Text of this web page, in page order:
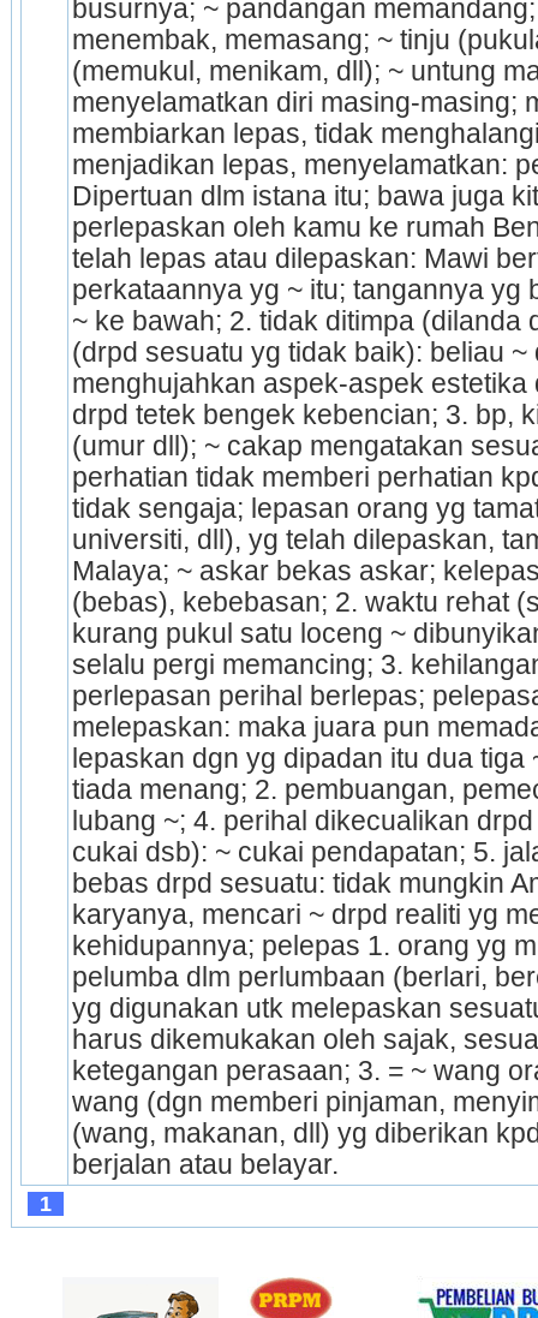
busurnya; ~ pandangan
menembak, memasang; ~ tinju
(memukul, menikam, dll); ~ untung
menyelamatkan diri masing­-masing;
membiarkan lepas, tidak
menjadikan lepas, menyelamatkan:
Dipertuan dlm istana itu; bawa juga
perlepaskan oleh kamu ke rumah
telah lepas atau dilepaskan: Mawi
perkataannya yg ~ itu; tangannya yg
~ ke bawah; 2. tidak ditimpa (dilanda
(drpd sesuatu yg tidak baik): beliau
menghujahkan aspek-aspek estetika
drpd tetek­ bengek kebencian; 3. bp,
(umur dll); ~ cakap mengatakan
perhatian tidak memberi perhatian
tidak sengaja; lepasan orang yg
universiti, dll), yg telah dilepaskan,
Malaya; ~ askar bekas askar;
(bebas), ke­bebasan; 2. waktu rehat
kurang pukul satu loceng ~
selalu pergi meman­cing; 3.
perlepasan perihal berlepas;
melepaskan: maka juara pun
lepaskan dgn yg dipadan itu dua tiga
tiada menang; 2. pembuangan,
lubang ~; 4. perihal dikecualikan
cukai dsb): ~ cukai pendapatan; 5.
bebas drpd sesuatu: tidak mungkin
karyanya, mencari ~ drpd realiti yg
kehidupannya; pelepas 1. orang yg
pelumba dlm perlumbaan (berlari,
yg digunakan utk melepaskan
harus dike­mukakan oleh sajak,
ketegangan perasaan; 3. = ~ wang
wang (dgn memberi pinjaman,
(wang, makanan, dll) yg diberikan
berjalan atau belayar.
1